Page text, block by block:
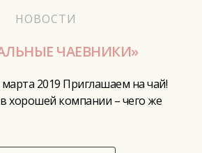
НОВОСТИ
ЧАЕВНИКИ»
марта 2019 Приглашаем на чай!
хорошей компании – чего же